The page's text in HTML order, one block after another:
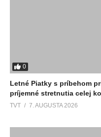
0
Letné Piatky s príbehom
príjemné stretnutia celej
TVT 7. AUGUSTA 2026